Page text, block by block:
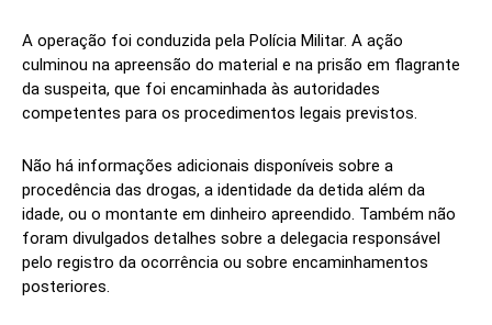
A operação foi conduzida pela Polícia Militar. A ação
culminou na apreensão do material e na prisão em flagrante
da suspeita, que foi encaminhada às autoridades
competentes para os procedimentos legais previstos.
Não há informações adicionais disponíveis sobre a
procedência das drogas, a identidade da detida além da
idade, ou o montante em dinheiro apreendido. Também não
foram divulgados detalhes sobre a delegacia responsável
pelo registro da ocorrência ou sobre encaminhamentos
posteriores.